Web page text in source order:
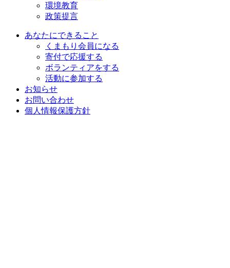
環境教育
政策提言
あなたにできること
くまもり会員になる
寄付で応援する
ボランティアをする
活動に参加する
お知らせ
お問い合わせ
個人情報保護方針